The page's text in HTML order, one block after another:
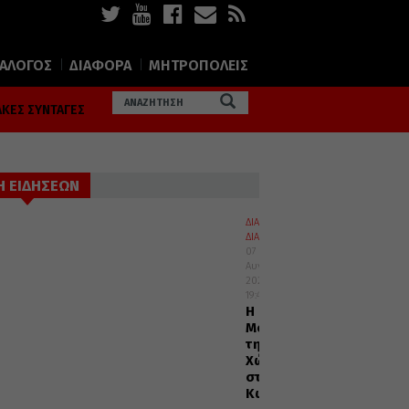
ΔΙΑΦΟΡΑ ΜΗΤΡΟΠΟΛΕΙΣ
ΣΥΝΤΑΓΕΣ
ΕΙΔΗΣΕΩΝ
ΔΙΑΛΟΓΟΣ
ΔΙΑΦΟΡΑ
07
Αυγούστου
2026
19:40
Η
Μονή
της
Χώρας
στην
Κωνσταντινούπολη